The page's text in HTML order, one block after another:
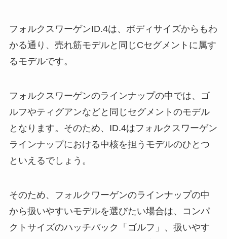
フォルクスワーゲンID.4は、ボディサイズからもわ
かる通り、売れ筋モデルと同じCセグメントに属す
るモデルです。
フォルクスワーゲンのラインナップの中では、ゴ
ルフやティグアンなどと同じセグメントのモデル
となります。そのため、ID.4はフォルクスワーゲン
ラインナップにおける中核を担うモデルのひとつ
といえるでしょう。
そのため、フォルクワーゲンのラインナップの中
から扱いやすいモデルを選びたい場合は、コンパ
クトサイズのハッチバック「ゴルフ」、扱いやす